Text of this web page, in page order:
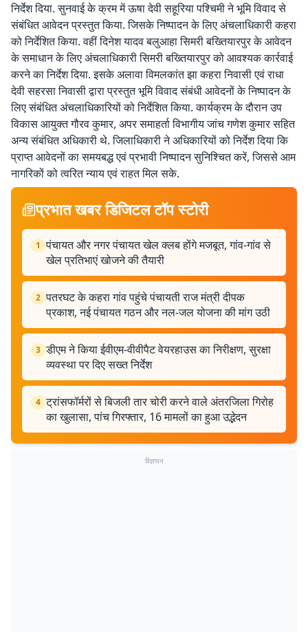
निर्देश दिया. सुनवाई के क्रम में ऊषा देवी सहूरिया पश्चिमी ने भूमि विवाद से
संबंधित आवेदन प्रस्तुत किया. जिसके निष्पादन के लिए अंचलाधिकारी कहरा
को निर्देशित किया. वहीं दिनेश यादव बलुआहा सिमरी बख्तियारपुर के आवेदन
के समाधान के लिए अंचलाधिकारी सिमरी बख्तियारपुर को आवश्यक कार्रवाई
करने का निर्देश दिया. इसके अलावा विमलकांत झा कहरा निवासी एवं राधा
देवी सहरसा निवासी द्वारा प्रस्तुत भूमि विवाद संबंधी आवेदनों के निष्पादन के
लिए संबंधित अंचलाधिकारियों को निर्देशित किया. कार्यक्रम के दौरान उप
विकास आयुक्त गौरव कुमार, अपर समाहर्ता विभागीय जांच गणेश कुमार सहित
अन्य संबंधित अधिकारी थे. जिलाधिकारी ने अधिकारियों को निर्देश दिया कि
प्राप्त आवेदनों का समयबद्ध एवं प्रभावी निष्पादन सुनिश्चित करें, जिससे आम
नागरिकों को त्वरित न्याय एवं राहत मिल सके.
प्रभात खबर डिजिटल टॉप स्टोरी
1 पंचायत और नगर पंचायत खेल क्लब होंगे मजबूत, गांव-गांव से
खेल प्रतिभाएं खोजने की तैयारी
2 पतरघट के कहरा गांव पहुंचे पंचायती राज मंत्री दीपक
प्रकाश, नई पंचायत गठन और नल-जल योजना की मांग उठी
3 डीएम ने किया ईवीएम-वीवीपैट वेयरहाउस का निरीक्षण, सुरक्षा
व्यवस्था पर दिए सख्त निर्देश
4 ट्रांसफॉर्मरों से बिजली तार चोरी करने वाले अंतरजिला गिरोह
का खुलासा, पांच गिरफ्तार, 16 मामलों का हुआ उद्भेदन
विज्ञापन